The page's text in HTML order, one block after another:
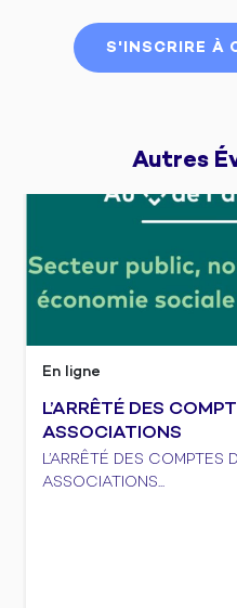
S'INSCRIRE À
Autres
En ligne
L’ARRÊTÉ DES
ASSOCIATIONS
L’ARRÊTÉ DES COMPTES
ASSOCIATIONS...